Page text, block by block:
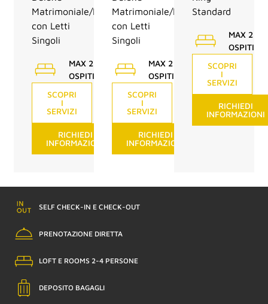
Matrimoniale/Doppia
con Letti
Singoli
MAX 2
OSPITI
SCOPRI
I
SERVIZI
RICHIEDI
INFORMAZIONI
Matrimoniale/Doppia
con Letti
Singoli
MAX 2
OSPITI
SCOPRI
I
SERVIZI
RICHIEDI
INFORMAZIONI
Standard
MAX 2
OSPITI
SCOPRI
I
SERVIZI
RICHIEDI
INFORMAZIONI
SELF CHECK-IN E CHECK-OUT
PRENOTAZIONE DIRETTA
LOFT E ROOMS 2-4 PERSONE
DEPOSITO BAGAGLI